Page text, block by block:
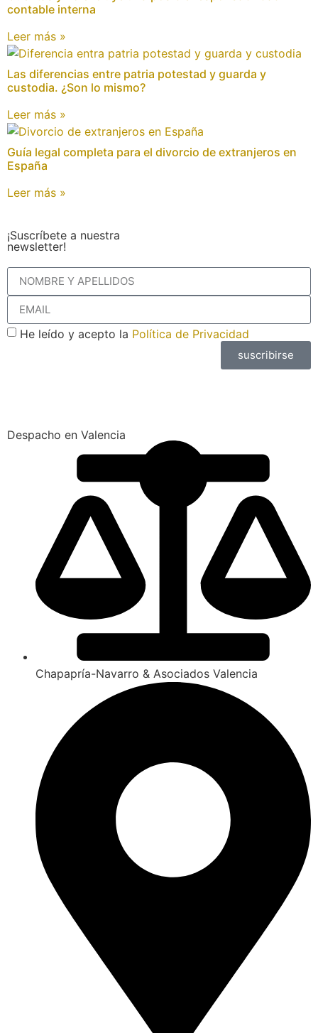
contable interna
Leer más »
Las diferencias entre patria potestad y guarda y
custodia. ¿Son lo mismo?
Leer más »
Guía legal completa para el divorcio de extranjeros en
España
Leer más »
¡Suscríbete a nuestra
newsletter!
He leído y acepto la Política de Privacidad
suscribirse
Despacho en Valencia
Chapapría-Navarro & Asociados Valencia